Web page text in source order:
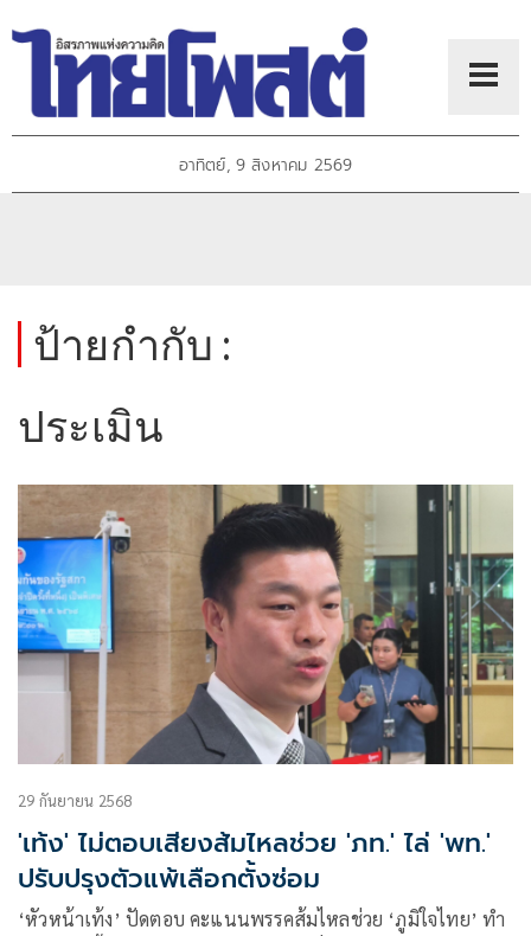
อาทิตย์, 9 สิงหาคม 2569
ป้ายกำกับ :
ประเมิน
29 กันยายน 2568
'เท้ง' ไม่ตอบเสียงส้มไหลช่วย 'ภท.' ไล่ 'พท.'
ปรับปรุงตัวแพ้เลือกตั้งซ่อม
‘หัวหน้าเท้ง’ ปัดตอบ คะแนนพรรคส้มไหลช่วย ‘ภูมิใจไทย’ ทำ